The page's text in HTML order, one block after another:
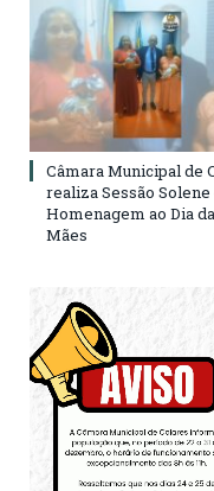
Câmara Municipal de
realiza Sessão Solene
Homenagem ao Dia
Mães